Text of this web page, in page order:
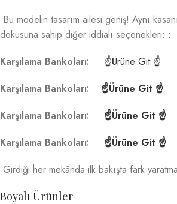
Bu modelin tasarım ailesi geniş! Aynı
dokusuna sahip diğer iddialı seçenekleri: :
Karşılama Bankoları:
☝Ürüne Git ☝
Karşılama Bankoları: ☝Ürüne Git ☝
Karşılama Bankoları: ☝Ürüne Git ☝
Karşılama Bankoları: ☝Ürüne Git ☝
Girdiği her mekânda ilk bakışta fark
Boyalı Ürünler